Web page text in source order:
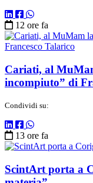
12 ore fa
Cariati, al
incompiuto” di
Condividi su:
13 ore fa
ScintArt porta a